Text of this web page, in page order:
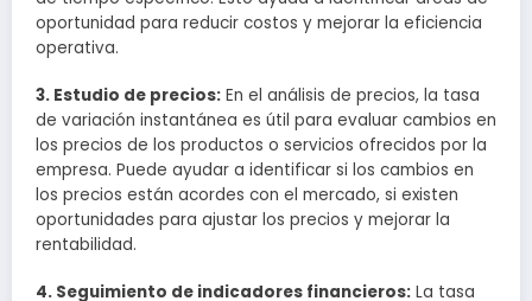
oportunidad para reducir costos y mejorar la eficiencia
operativa.
3. Estudio de precios: En el análisis de precios, la tasa
de variación instantánea es útil para evaluar cambios en
los precios de los productos o servicios ofrecidos por la
empresa. Puede ayudar a identificar si los cambios en
los precios están acordes con el mercado, si existen
oportunidades para ajustar los precios y mejorar la
rentabilidad.
4. Seguimiento de indicadores financieros: La tasa